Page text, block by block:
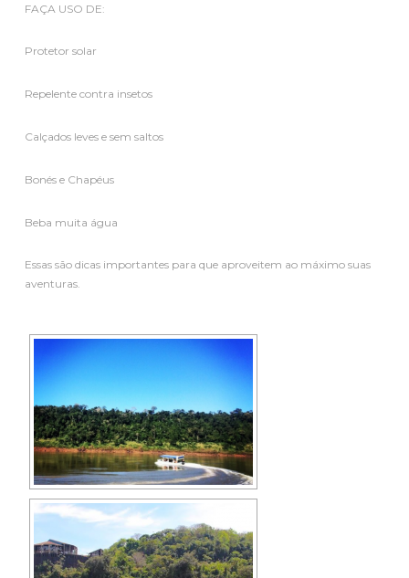
FAÇA USO DE:
Protetor solar
Repelente contra insetos
Calçados leves e sem saltos
Bonés e Chapéus
Beba muita água
Essas são dicas importantes para que aproveitem ao máximo suas
aventuras.